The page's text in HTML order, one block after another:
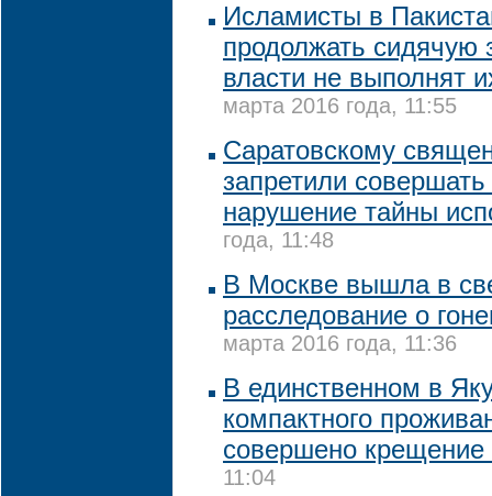
Исламисты в
продолжать сидячую
власти не выполнят
марта 2016 года, 11:55
Саратовскому
запретили
нарушение тайны
года, 11:48
В Москве вышла в
расследование о
марта 2016 года, 11:36
В единственном в
компактного
совершено крещение
11:04